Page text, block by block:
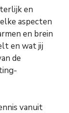
en
aspecten
en brein
en wat jij
de
vanuit